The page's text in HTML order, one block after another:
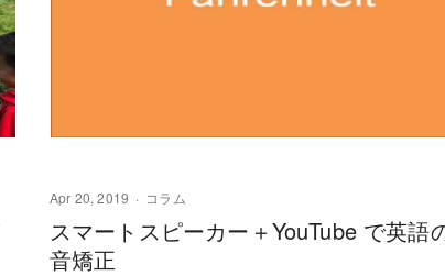
Apr 20, 2019 コラム
スマートスピーカー＋YouTube で英語
音矯正